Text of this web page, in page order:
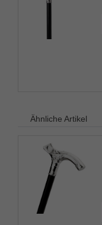
Ähnliche Artikel